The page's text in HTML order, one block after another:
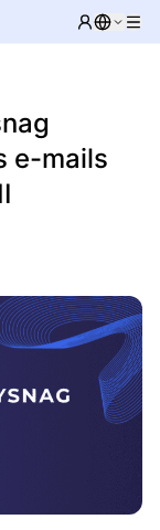
e-mails